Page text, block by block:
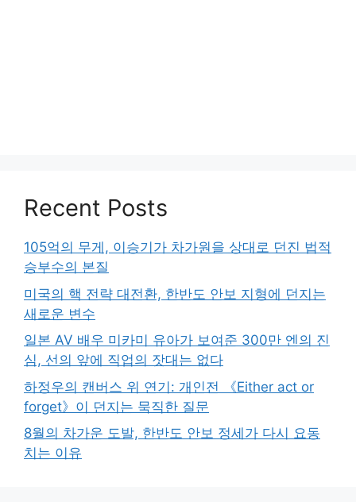
Recent Posts
105억의 무게, 이승기가 차가원을 상대로 던진 법적
승부수의 본질
미국의 핵 전략 대전환, 한반도 안보 지형에 던지는
새로운 변수
일본 AV 배우 미카미 유아가 보여준 300만 엔의 진
심, 선의 앞에 직업의 잣대는 없다
하정우의 캔버스 위 연기: 개인전 《Either act or
forget》이 던지는 묵직한 질문
8월의 차가운 도발, 한반도 안보 정세가 다시 요동
치는 이유